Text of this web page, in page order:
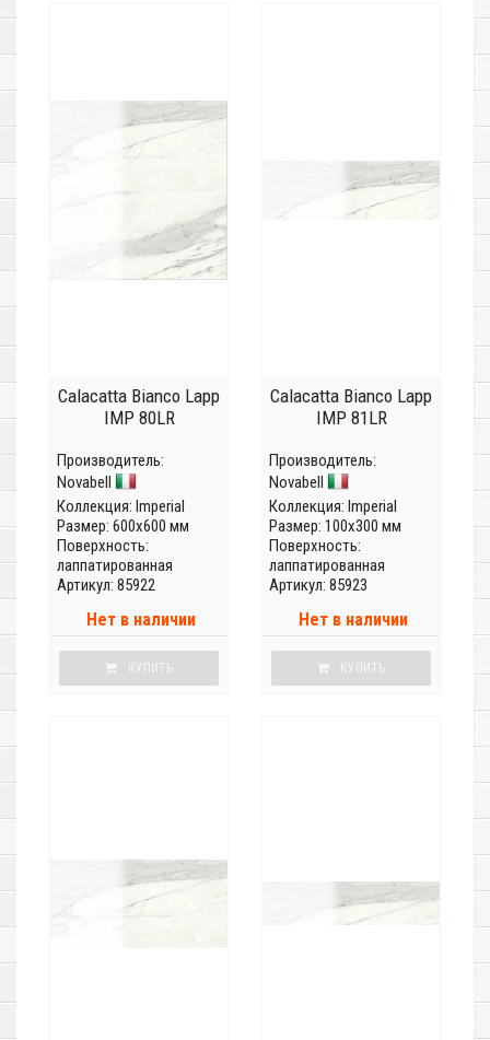
Calacatta Bianco Lapp
IMP 80LR
Производитель:
Novabell
Коллекция: Imperial
Размер: 600x600 мм
Поверхность:
лаппатированная
Артикул: 85922
Нет в наличии
КУПИТЬ
Calacatta Bianco Lapp
IMP 81LR
Производитель:
Novabell
Коллекция: Imperial
Размер: 100x300 мм
Поверхность:
лаппатированная
Артикул: 85923
Нет в наличии
КУПИТЬ